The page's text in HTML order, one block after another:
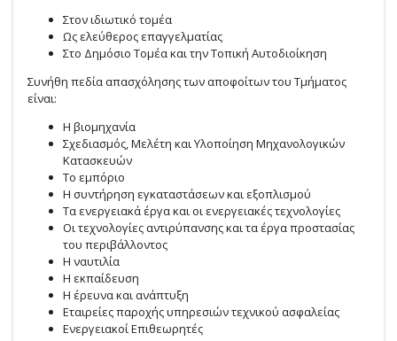
Στον ιδιωτικό τομέα
Ως ελεύθερος επαγγελματίας
Στο Δημόσιο Τομέα και την Τοπική Αυτοδιοίκηση
Συνήθη πεδία απασχόλησης των αποφοίτων του Τμήματος
είναι:
Η βιομηχανία
Σχεδιασμός, Μελέτη και Υλοποίηση Μηχανολογικών
Κατασκευών
Το εμπόριο
Η συντήρηση εγκαταστάσεων και εξοπλισμού
Τα ενεργειακά έργα και οι ενεργειακές τεχνολογίες
Οι τεχνολογίες αντιρύπανσης και τα έργα προστασίας
του περιβάλλοντος
Η ναυτιλία
Η εκπαίδευση
Η έρευνα και ανάπτυξη
Εταιρείες παροχής υπηρεσιών τεχνικού ασφαλείας
Ενεργειακοί Επιθεωρητές